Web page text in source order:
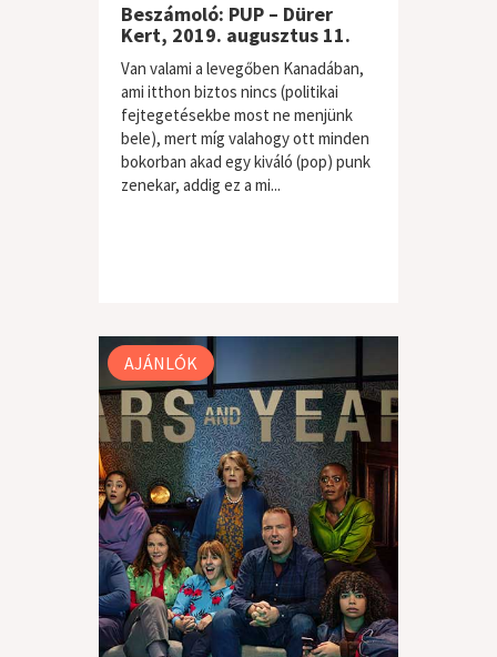
Beszámoló: PUP – Dürer
Kert, 2019. augusztus 11.
Van valami a levegőben Kanadában,
ami itthon biztos nincs (politikai
fejtegetésekbe most ne menjünk
bele), mert míg valahogy ott minden
bokorban akad egy kiváló (pop) punk
zenekar, addig ez a mi...
AJÁNLÓK